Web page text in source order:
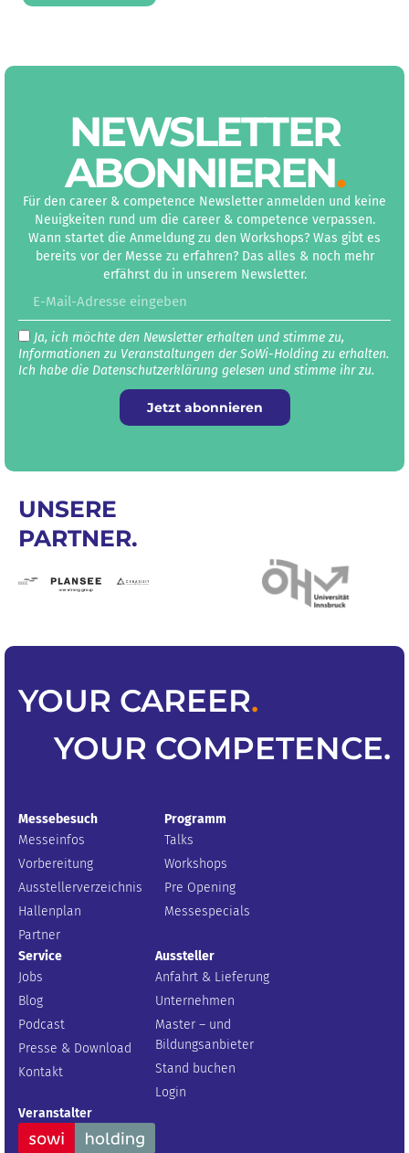
NEWS­LETTER
ABON­NIEREN.
Für den career & competence Newsletter anmelden und keine
Neuigkeiten rund um die career & competence verpassen.
Wann startet die Anmeldung zu den Workshops? Was gibt es
bereits vor der Messe zu erfahren? Das alles & noch mehr
erfährst du in unserem Newsletter.
Ja, ich möchte den Newsletter erhalten und stimme zu,
Informationen zu Veranstaltungen der SoWi-Holding zu erhalten.
Ich habe die Datenschutz­erklärung gelesen und stimme ihr zu.
Jetzt abonnieren
UNSERE
PARTNER.
YOUR CAREER.
YOUR COMPETENCE.
Messebesuch
Messeinfos
Vorbereitung
Ausstellerverzeichnis
Hallenplan
Partner
Programm
Talks
Workshops
Pre Opening
Messespecials
Service
Jobs
Blog
Podcast
Presse & Download
Kontakt
Aussteller
Anfahrt & Lieferung
Unternehmen
Master – und
Bildungsanbieter
Stand buchen
Login
Veranstalter